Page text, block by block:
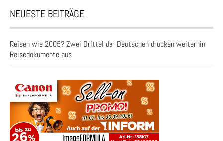
NEUESTE BEITRÄGE
Reisen wie 2005? Zwei Drittel der Deutschen drucken weiterhin
Reisedokumente aus